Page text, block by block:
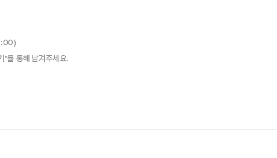
"를 통해 남겨주세요.